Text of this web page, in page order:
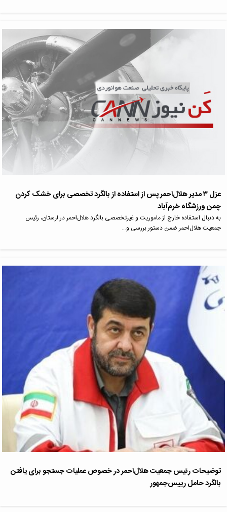
عزل ۳ مدیر هلال‌احمر پس از استفاده از بالگرد تخصصی برای خشک کردن
چمن ورزشگاه خرم‌آباد
به دنبال استفاده خارج از ماموریت و غیرتخصصی بالگرد هلال‌احمر در لرستان، رئیس
جمعیت هلال‌احمر ضمن دستور بررسی و…
توضیحات رئیس جمعیت هلال‌احمر در خصوص عملیات جستجو برای یافتن
بالگرد ‌حامل رییس‌جمهور